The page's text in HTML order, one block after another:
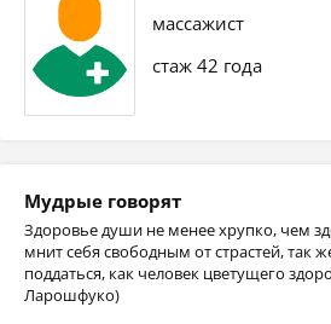
массажист
стаж 42 года
Мудрые говорят
Здоровье души не менее хрупко, чем
мнит себя свободным от страстей, так
поддаться, как человек цветущего
Ларошфуко)